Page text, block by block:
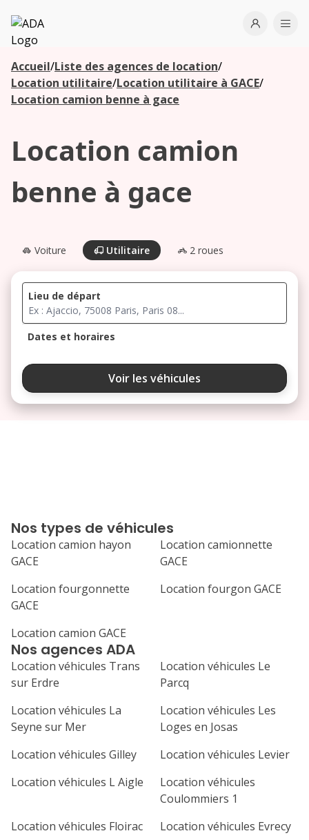
ADA
Open
Accueil/Liste des agences de location/
Location utilitaire/Location utilitaire à GACE/
Location camion benne à gace
Location camion
benne à gace
Voiture Utilitaire 2 roues
Lieu de départ
Dates et horaires
août 2026
ma me
24 25 26
septembre 2026
1
7 8 9 10 11
21 23 24
28 29 30
Voir les véhicules
Nos agences ADA
Location véhicules Trans
sur Erdre
Location véhicules Le
Parcq
Location véhicules La
Seyne sur Mer
Location véhicules Les
Loges en Josas
Location véhicules Gilley
Location véhicules Levier
Location véhicules L Aigle
Location véhicules
Coulommiers 1
Location véhicules Floirac
Location véhicules Evrecy
Nos types de véhicules
Location camion hayon
GACE
Location camionnette
GACE
Location fourgonnette
GACE
Location fourgon GACE
Location camion GACE
Les
agences à
proximité
Commencez
votre
recherche
proximité